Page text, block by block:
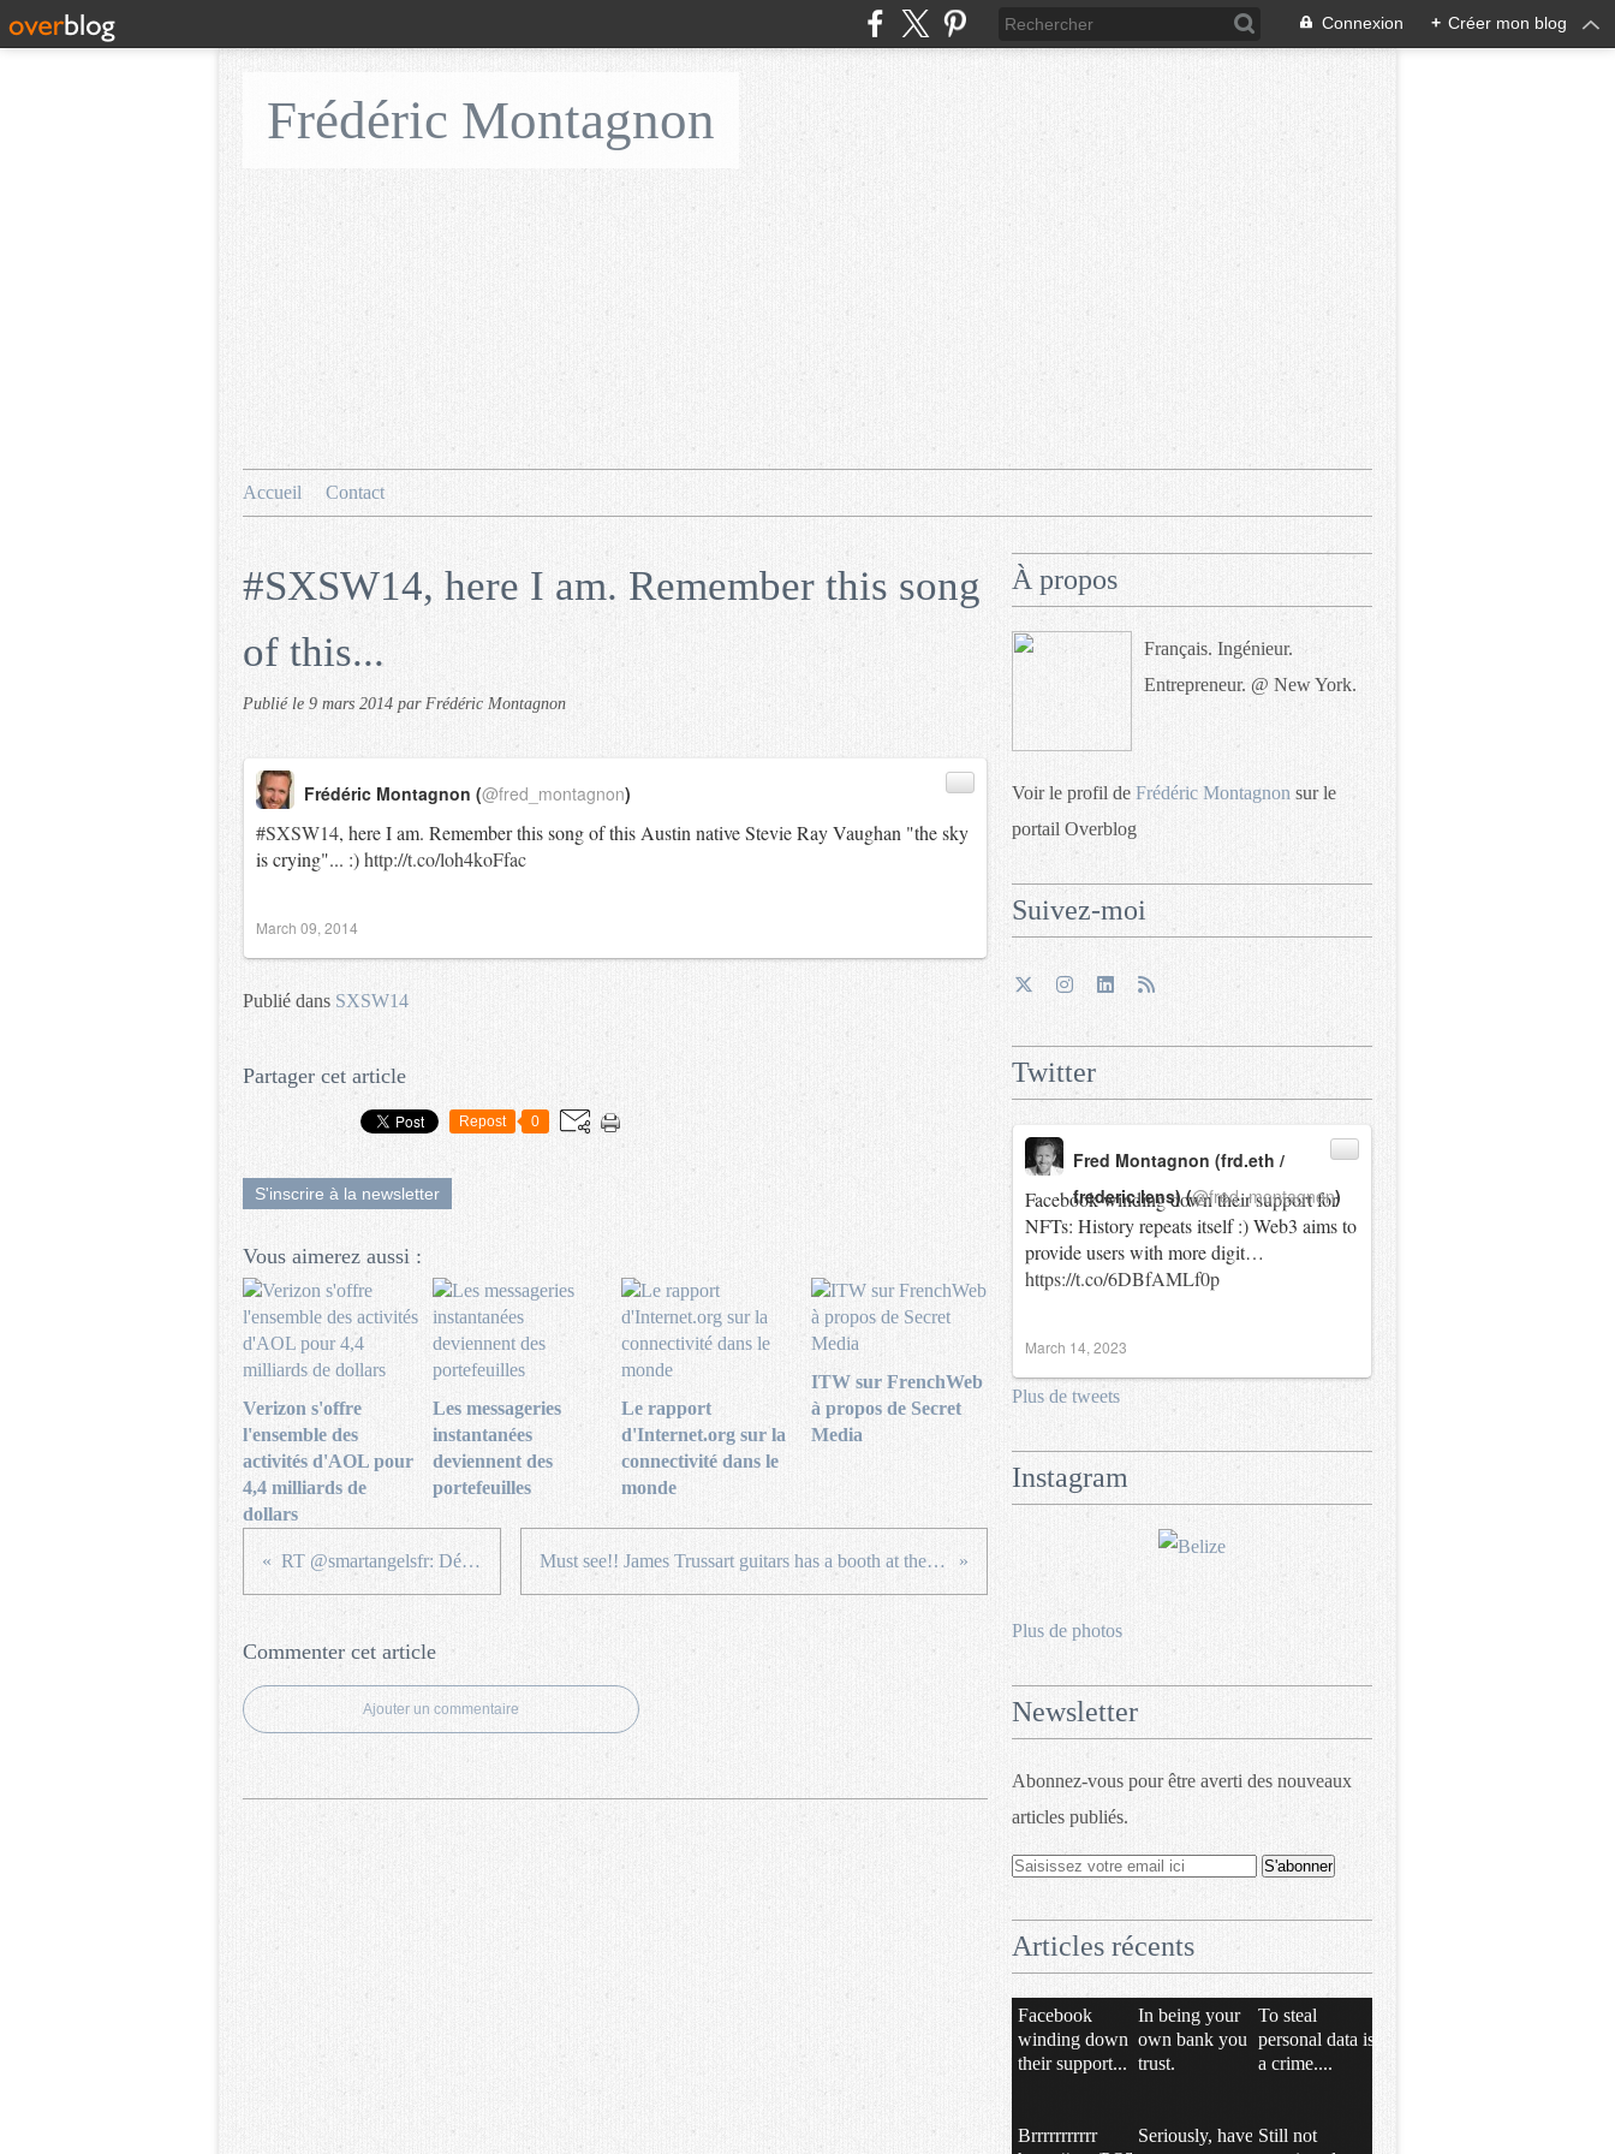
Connexion + Créer mon blog
Frédéric Montagnon
Accueil Contact
#SXSW14, here I am. Remember this song
of this...
Publié le 9 mars 2014 par Frédéric Montagnon
#SXSW14, here I am. Remember this song of this Austin native Stevie Ray Vaughan "the sky
is crying"... :)http://t.co/loh4koFfac
Frédéric Montagnon (@fred_montagnon)
March 09, 2014
Publié dans SXSW14
Partager cet article
Repost 0
S'inscrire à la newsletter
Vous aimerez aussi :
Verizon s'offre
l'ensemble des
activités d'AOL pour
4,4 milliards de
dollars
Les messageries
instantanées
deviennent des
portefeuilles
Le rapport
d'Internet.org sur la
connectivité dans le
monde
ITW sur FrenchWeb
à propos de Secret
Media
RT @smartangelsfr: Déjà 4 M€ collectés en... Must see!! James Trussart guitars has a booth at the #FrenchTechSxSW @FrenchTechClub
Commenter cet article
Ajouter un commentaire
À propos
Français. Ingénieur.
Entrepreneur. @ New York.
Voir le profil de Frédéric Montagnon sur le
portail Overblog
Suivez-moi
Twitter
Facebook winding down their support for
NFTs: History repeats itself :) Web3 aims to
provide users with more digit…
https://t.co/6DBfAMLf0p
Fred Montagnon (frd.eth /
frederic.lens) (@fred_montagnon)
March 14, 2023
Plus de tweets
Instagram
Plus de photos
Newsletter
Abonnez-vous pour être averti des nouveaux
articles publiés.
Articles récents
Facebook
winding down
their support...
In being your
own bank you
trust.
To steal
personal data is
a crime....
Brrrrrrrrrrr
Seriously, have Still not